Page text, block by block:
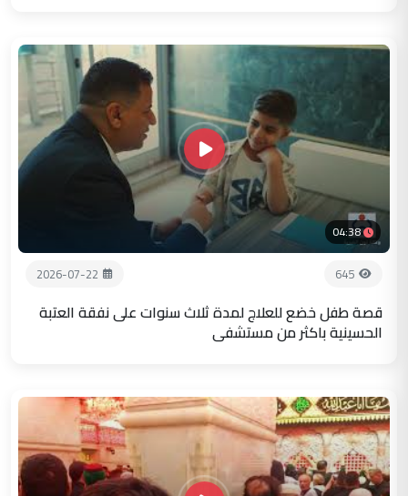
04:38
645
2026-07-22
قصة طفل خضع للعلاج لمدة ثلاث سنوات على نفقة العتبة
الحسينية باكثر من مستشفى